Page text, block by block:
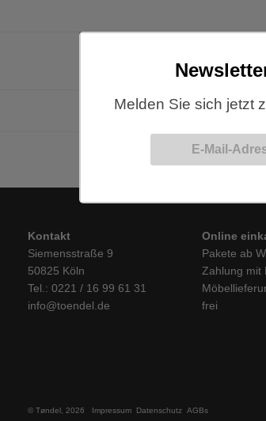
Kontakt
Siemensstraße 9
50825 Köln
Tel.: 0221 / 16 99 61 31
info@toendel.de
Online
Pakete ab
Zahlung mit
frei
© Tøndel, 2026 Impressum Datenschutz AGBs
Melden Sie sich jetzt